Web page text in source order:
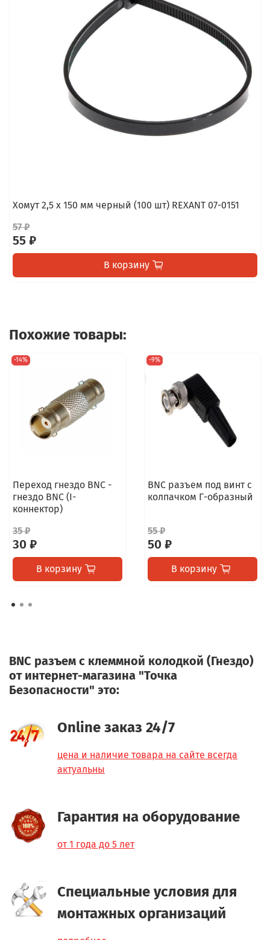
Хомут 2,5 х 150 мм черный (100 шт) REXANT 07-0151
57 ₽
55 ₽
В корзину
Похожие товары:
-14%
Переход гнездо BNC -
гнездо BNC (I-
коннектор)
35 ₽
30 ₽
В корзину
-9%
BNC разъем под винт с
колпачком Г-образный
55 ₽
50 ₽
В корзину
BNC разъем c клеммной колодкой (Гнездо)
от интернет-магазина "Точка
Безопасности" это:
Online заказ 24/7
цена и наличие товара на сайте всегда
актуальны
Гарантия на оборудование
от 1 года до 5 лет
Специальные условия для
монтажных организаций